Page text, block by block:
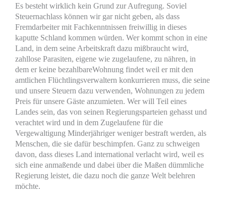
Es besteht wirklich kein Grund zur Aufregung. Soviel
Steuernachlass können wir gar nicht geben, als dass
Fremdarbeiter mit Fachkenntnissen freiwillig in dieses
kaputte Schland kommen würden. Wer kommt schon in eine
Land, in dem seine Arbeitskraft dazu mißbraucht wird,
zahllose Parasiten, eigene wie zugelaufene, zu nähren, in
dem er keine bezahlbareWohnung findet weil er mit den
amtlichen Flüchtlingsverwaltern konkurrieren muss, die seine
und unsere Steuern dazu verwenden, Wohnungen zu jedem
Preis für unsere Gäste anzumieten. Wer will Teil eines
Landes sein, das von seinen Regierungsparteien gehasst und
verachtet wird und in dem Zugelaufene für die
Vergewaltigung Minderjähriger weniger bestraft werden, als
Menschen, die sie dafür beschimpfen. Ganz zu schweigen
davon, dass dieses Land international verlacht wird, weil es
sich eine anmaßende und dabei über die Maßen dümmliche
Regierung leistet, die dazu noch die ganze Welt belehren
möchte.